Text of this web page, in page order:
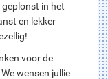
in het
en lekker
voor de
wensen jullie